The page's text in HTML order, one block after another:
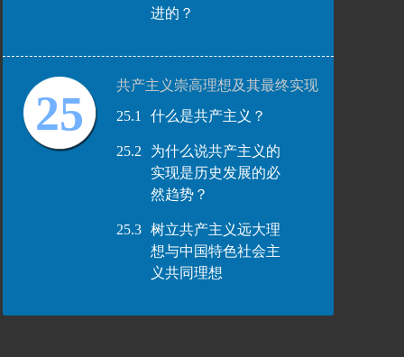
进的？
25
共产主义崇高理想及其最终实现
25.1
什么是共产主义？
25.2
为什么说共产主义的
实现是历史发展的必
然趋势？
25.3
树立共产主义远大理
想与中国特色社会主
义共同理想